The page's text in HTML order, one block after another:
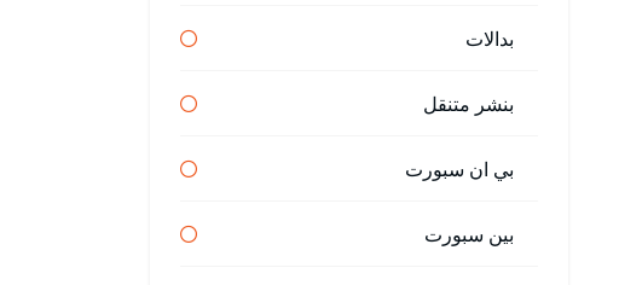
بدالات
بنشر متنقل
بي ان سبورت
بين سبورت